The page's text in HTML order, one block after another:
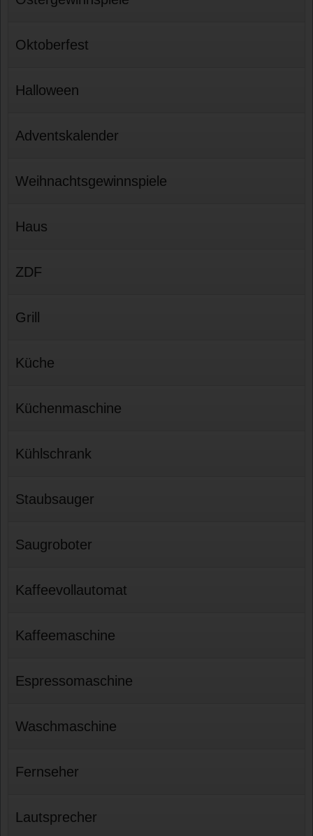
Oktoberfest
Halloween
Adventskalender
Weihnachtsgewinnspiele
Haus
ZDF
Grill
Küche
Küchenmaschine
Kühlschrank
Staubsauger
Saugroboter
Kaffeevollautomat
Kaffeemaschine
Espressomaschine
Waschmaschine
Fernseher
Lautsprecher